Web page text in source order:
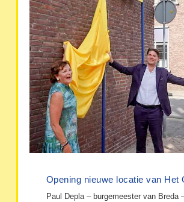
Opening nieuwe locatie van Het
Paul Depla – burgemeester van Breda